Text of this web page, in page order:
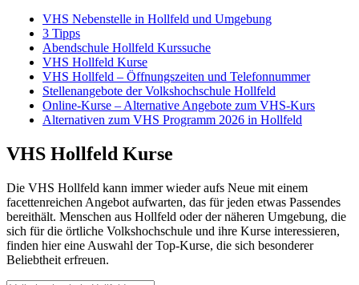
VHS Nebenstelle in Hollfeld und Umgebung
3 Tipps
Abendschule Hollfeld Kurssuche
VHS Hollfeld Kurse
VHS Hollfeld – Öffnungszeiten und Telefonnummer
Stellenangebote der Volkshochschule Hollfeld
Online-Kurse – Alternative Angebote zum VHS-Kurs
Alternativen zum VHS Programm 2026 in Hollfeld
VHS Hollfeld Kurse
Die VHS Hollfeld kann immer wieder aufs Neue mit einem
facettenreichen Angebot aufwarten, das für jeden etwas Passendes
bereithält. Menschen aus Hollfeld oder der näheren Umgebung, die
sich für die örtliche Volkshochschule und ihre Kurse interessieren,
finden hier eine Auswahl der Top-Kurse, die sich besonderer
Beliebtheit erfreuen.